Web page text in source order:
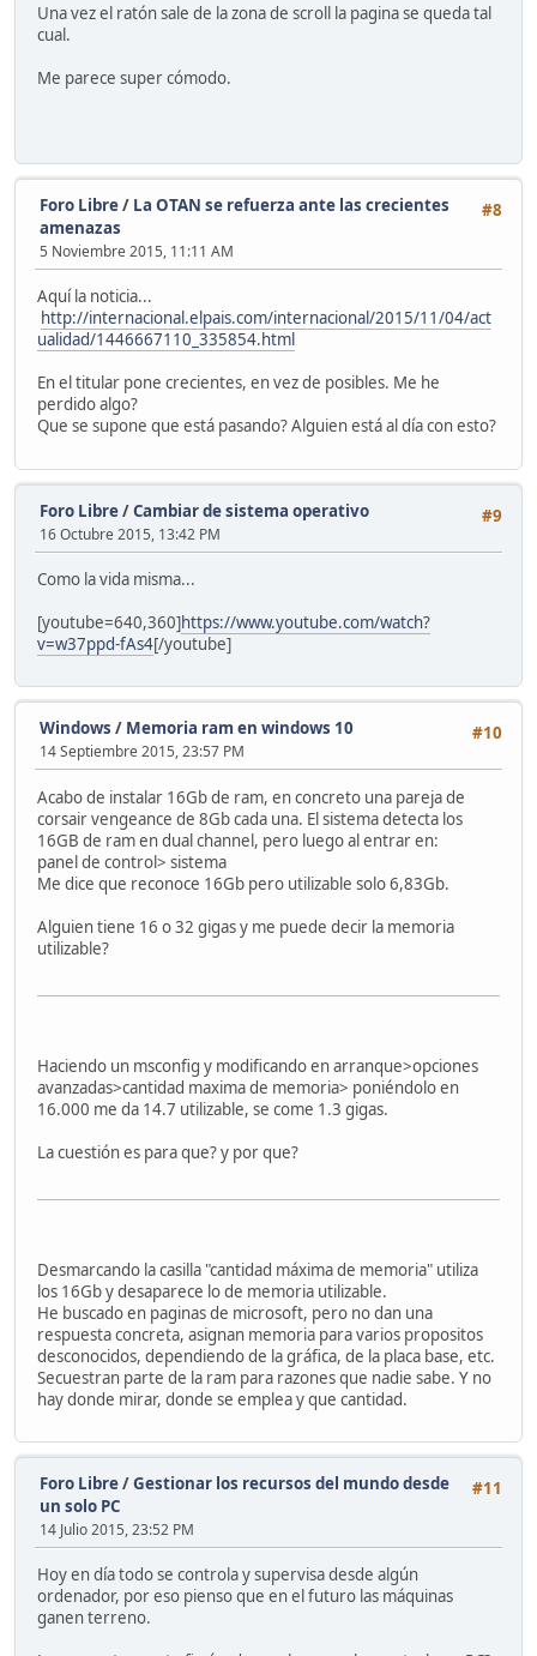
Una vez el ratón sale de la zona de scroll la pagina se queda tal
cual.
Me parece super cómodo.
#8
Foro Libre/ La OTAN se refuerza ante las crecientes
amenazas
5 Noviembre 2015, 11:11 AM
Aquí la noticia...
http://internacional.elpais.com/internacional/2015/11/04/act
ualidad/1446667110_335854.html
En el titular pone crecientes, en vez de posibles. Me he
perdido algo?
Que se supone que está pasando? Alguien está al día con esto?
#9
Foro Libre/Cambiar de sistema operativo
16 Octubre 2015, 13:42 PM
Como la vida misma...
[youtube=640,360]https://www.youtube.com/watch?
v=w37ppd-fAs4[/youtube]
#10
Windows / Memoria ram en windows 10
14 Septiembre 2015, 23:57 PM
Acabo de instalar 16Gb de ram, en concreto una pareja de
corsair vengeance de 8Gb cada una. El sistema detecta los
16GB de ram en dual channel, pero luego al entrar en:
panel de control> sistema
Me dice que reconoce 16Gb pero utilizable solo 6,83Gb.
Alguien tiene 16 o 32 gigas y me puede decir la memoria
utilizable?
Haciendo un msconfig y modificando en arranque>opciones
avanzadas>cantidad maxima de memoria> poniéndolo en
16.000 me da 14.7 utilizable, se come 1.3 gigas.
La cuestión es para que? y por que?
Desmarcando la casilla "cantidad máxima de memoria" utiliza
los 16Gb y desaparece lo de memoria utilizable.
He buscado en paginas de microsoft, pero no dan una
respuesta concreta, asignan memoria para varios propositos
desconocidos, dependiendo de la gráfica, de la placa base, etc.
Secuestran parte de la ram para razones que nadie sabe. Y no
hay donde mirar, donde se emplea y que cantidad.
#11
Foro Libre/Gestionar los recursos del mundo desde
un solo PC
14 Julio 2015, 23:52 PM
Hoy en día todo se controla y supervisa desde algún
ordenador, por eso pienso que en el futuro las máquinas
ganen terreno.